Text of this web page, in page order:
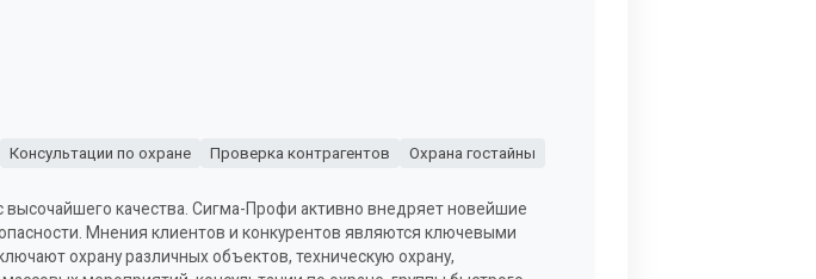
Консультации по охране Проверка контрагентов
Охрана гостайны
качества. Сигма-Профи активно внедряет новейшие
Мнения клиентов и конкурентов являются ключевыми
охрану различных объектов, техническую охрану,